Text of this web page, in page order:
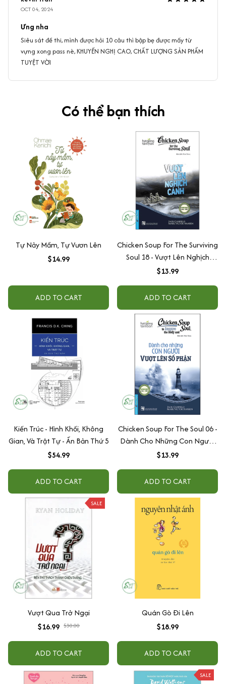
OCT 04, 2024
Ưng nha
Siêu sát đề thi, mình được hỏi 10 câu thì bập bẹ được mấy từ
vựng xong pass nè, KHUYẾN NGHỊ CAO, CHẤT LƯỢNG SẢN PHẨM
TUYỆT VỜI
Có thể bạn thích
Tự Nảy Mầm, Tự Vươn Lên
$14.99
ADD TO CART
Chicken Soup For The Surviving
Soul 18 - Vượt Lên Nghịch
Cảnh (Tái Bản)
$13.99
ADD TO CART
Kiến Trúc - Hình Khối, Không
Gian, Và Trật Tự - Ấn Bản Thứ 5
$54.99
ADD TO CART
Chicken Soup For The Soul 06 -
Dành Cho Những Con Người
Vượt Lên Số Phận (Tái Bản)
$13.99
ADD TO CART
SALE
Vượt Qua Trở Ngại
$16.99 $30.00
ADD TO CART
Quán Gò Đi Lên
$18.99
ADD TO CART
SALE